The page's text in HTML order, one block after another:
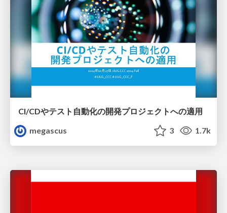
CI/CDやテスト自動化の開発プロジェクトへの適用
megascus
3 1.7k